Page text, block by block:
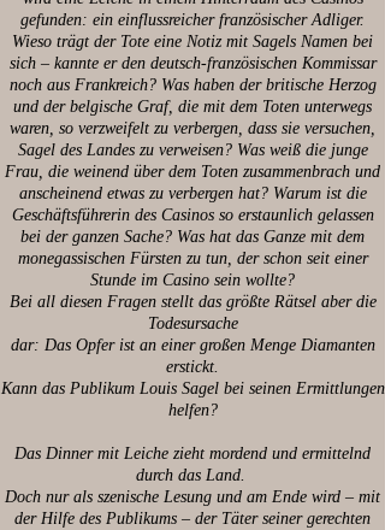
gefunden: ein einflussreicher französischer Adliger.
Wieso trägt der Tote eine Notiz mit Sagels Namen bei
sich – kannte er den deutsch-französischen Kommissar
noch aus Frankreich? Was haben der britische Herzog
und der belgische Graf, die mit dem Toten unterwegs
waren, so verzweifelt zu verbergen, dass sie versuchen,
Sagel des Landes zu verweisen? Was weiß die junge
Frau, die weinend über dem Toten zusammenbrach und
anscheinend etwas zu verbergen hat? Warum ist die
Geschäftsführerin des Casinos so erstaunlich gelassen
bei der ganzen Sache? Was hat das Ganze mit dem
monegassischen Fürsten zu tun, der schon seit einer
Stunde im Casino sein wollte?
Bei all diesen Fragen stellt das größte Rätsel aber die
Todesursache
dar: Das Opfer ist an einer großen Menge Diamanten
erstickt.
Kann das Publikum Louis Sagel bei seinen Ermittlungen
helfen?
Das Dinner mit Leiche zieht mordend und ermittelnd
durch das Land.
Doch nur als szenische Lesung und am Ende wird – mit
der Hilfe des Publikums – der Täter seiner gerechten